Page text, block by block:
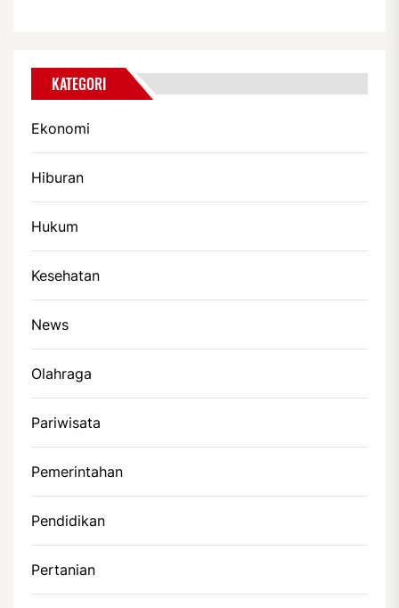
KATEGORI
Ekonomi
Hiburan
Hukum
Kesehatan
News
Olahraga
Pariwisata
Pemerintahan
Pendidikan
Pertanian